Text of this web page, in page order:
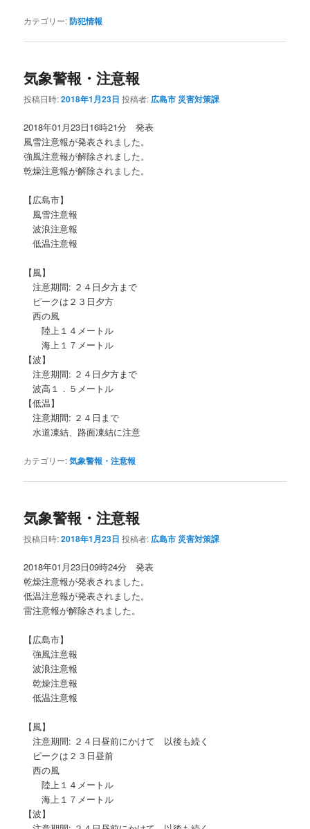
カテゴリー:防犯情報
気象警報・注意報
投稿日時:2018年1月23日 投稿者: 広島市 災害対策課
2018年01月23日16時21分 発表
風雪注意報が発表されました。
強風注意報が解除されました。
乾燥注意報が解除されました。
【広島市】
風雪注意報
波浪注意報
低温注意報
【風】
注意期間: ２４日夕方まで
ピークは２３日夕方
西の風
陸上１４メートル
海上１７メートル
【波】
注意期間: ２４日夕方まで
波高１．５メートル
【低温】
注意期間: ２４日まで
水道凍結、路面凍結に注意
カテゴリー:気象警報・注意報
気象警報・注意報
投稿日時:2018年1月23日 投稿者: 広島市 災害対策課
2018年01月23日09時24分 発表
乾燥注意報が発表されました。
低温注意報が発表されました。
雷注意報が解除されました。
【広島市】
強風注意報
波浪注意報
乾燥注意報
低温注意報
【風】
注意期間: ２４日昼前にかけて 以後も続く
ピークは２３日昼前
西の風
陸上１４メートル
海上１７メートル
【波】